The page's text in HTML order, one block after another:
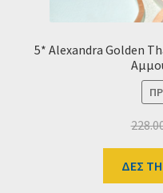
5* Alexandra Golden
ΔΕΣ